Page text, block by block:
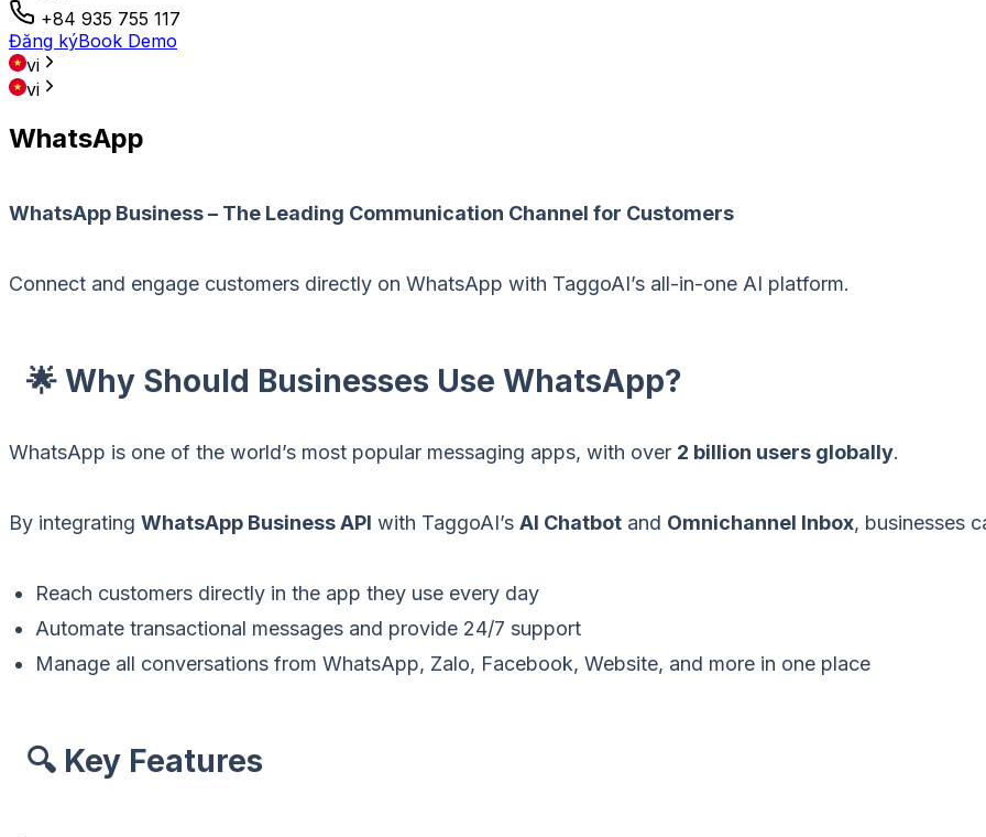
+84 935 755 117
Đăng kýBook Demo
vi
vi
WhatsApp
WhatsApp Business – The Leading Communication Channel for Customers
Connect and engage customers directly on WhatsApp with TaggoAI’s all-in-one AI platform.
🌟 Why Should Businesses Use WhatsApp?
WhatsApp is one of the world’s most popular messaging apps, with over 2 billion users globally.
By integrating WhatsApp Business API with TaggoAI’s AI Chatbot and Omnichannel Inbox, businesses
Reach customers directly in the app they use every day
Automate transactional messages and provide 24/7 support
Manage all conversations from WhatsApp, Zalo, Facebook, Website, and more in one place
🔍 Key Features